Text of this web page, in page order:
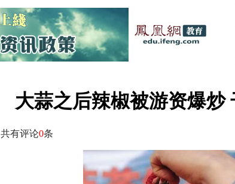
大蒜之后辣椒被游资爆炒
共有评论0条